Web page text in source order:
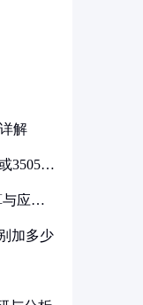
解
3505代
应用
加多少